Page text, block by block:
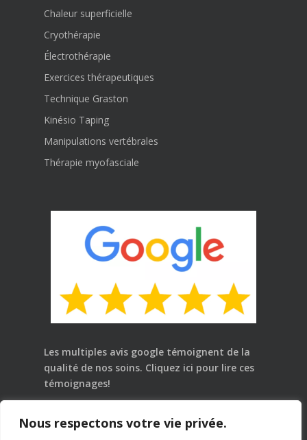
Nous respectons votre vie privée.
Chaleur superficielle
Cryothérapie
Électrothérapie
Exercices thérapeutiques
Technique Graston
Kinésio Taping
Manipulations vertébrales
Thérapie myofasciale
Les multiples avis google témoignent de la
qualité de nos soins. Cliquez ici pour lire ces
témoignages!
D.C. est en charge de la protection des